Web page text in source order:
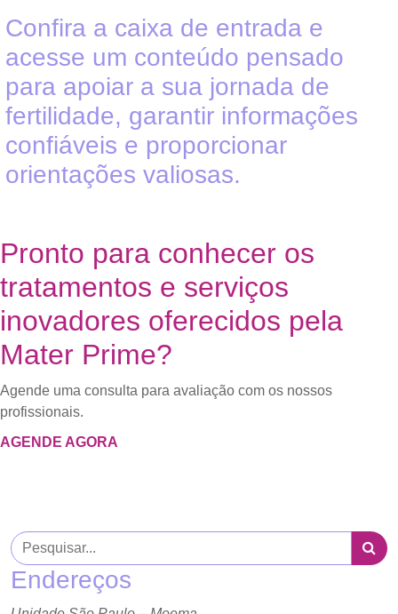
Confira a caixa de entrada e
acesse um conteúdo pensado
para apoiar a sua jornada de
fertilidade, garantir informações
confiáveis e proporcionar
orientações valiosas.
Pronto para conhecer os
tratamentos e serviços
inovadores oferecidos pela
Mater Prime?
Agende uma consulta para avaliação com os nossos
profissionais.
AGENDE AGORA
Endereços